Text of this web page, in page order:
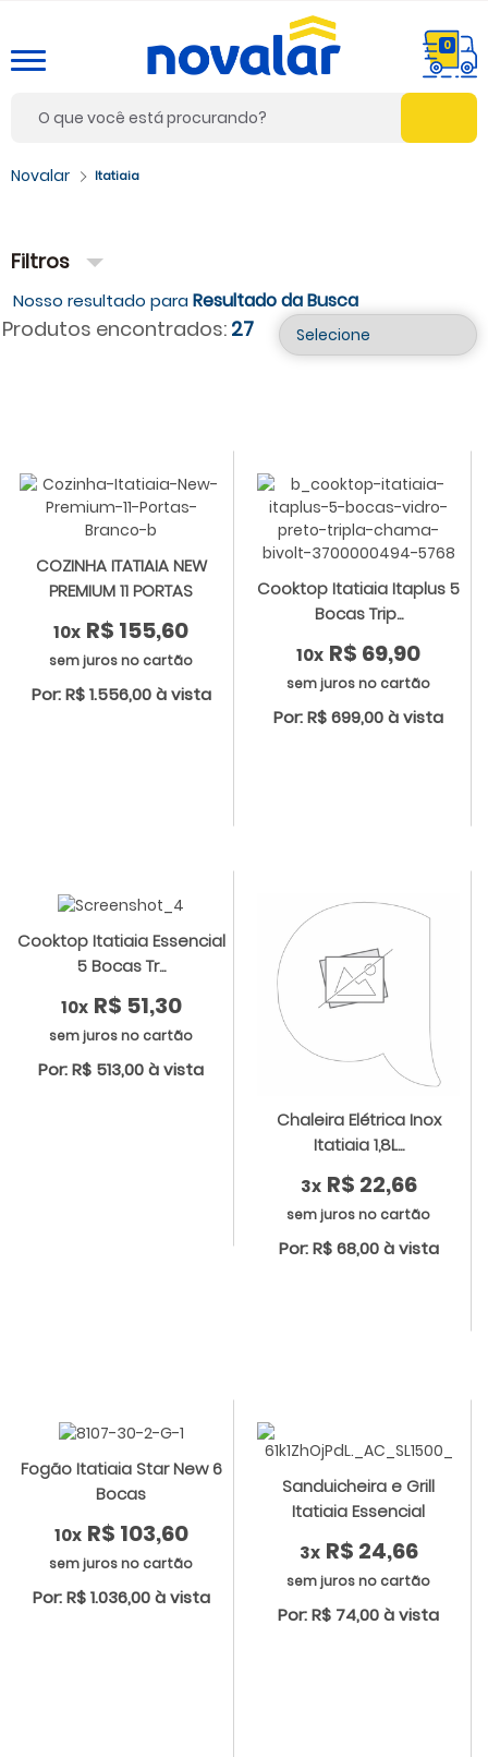
0
Itatiaia
Filtros
Resultado da Busca
Produtos encontrados: 27
COZINHA ITATIAIA NEW
PREMIUM 11 PORTAS
10x R$ 155,60
sem juros no cartão
Por: R$ 1.556,00 à vista
Cooktop Itatiaia Itaplus 5
Bocas Trip...
10x R$ 69,90
sem juros no cartão
Por: R$ 699,00 à vista
Cooktop Itatiaia Essencial
5 Bocas Tr...
10x R$ 51,30
sem juros no cartão
Por: R$ 513,00 à vista
Chaleira Elétrica Inox
Itatiaia 1,8L...
3x R$ 22,66
sem juros no cartão
Por: R$ 68,00 à vista
Fogão Itatiaia Star New 6
Bocas
10x R$ 103,60
sem juros no cartão
Por: R$ 1.036,00 à vista
Sanduicheira e Grill
Itatiaia Essencial
3x R$ 24,66
sem juros no cartão
Por: R$ 74,00 à vista